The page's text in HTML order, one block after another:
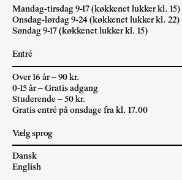
Mandag-tirsdag 9-17 (køkkenet lukker kl. 15)
Onsdag-lørdag 9-24 (køkkenet lukker kl. 22)
Søndag 9-17 (køkkenet lukker kl. 15)
Entré
Over 16 år – 90 kr.
0-15 år – Gratis adgang
Studerende – 50 kr.
Gratis entré på onsdage fra kl. 17.00
Vælg sprog
Dansk
English